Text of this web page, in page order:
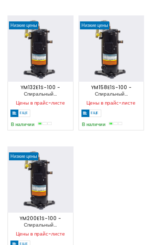
Низкие цены
YM132E1S-100 -
Спиральный...
Цены в прайс-листе
ЕЩЕ
В наличии
Низкие цены
YM158E1S-100 -
Спиральный...
Цены в прайс-листе
ЕЩЕ
В наличии
Низкие цены
YM200E1S-100 -
Спиральный...
Цены в прайс-листе
ЕЩЕ